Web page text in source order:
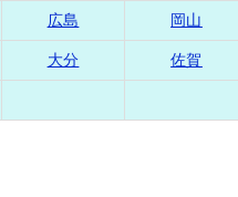
広島 岡山
大分 佐賀